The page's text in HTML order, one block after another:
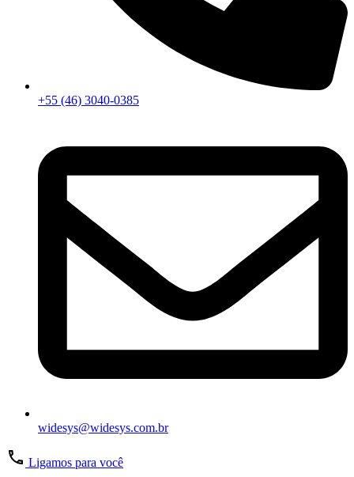
+55 (46) 3040-0385
widesys@widesys.com.br
Ligamos para você